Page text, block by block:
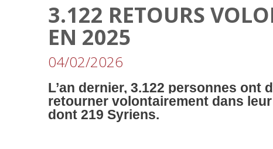
3.122 RETOURS
EN 2025
04/02/2026
L’an dernier, 3.122 personnes ont
retourner volontairement dans leur
dont 219 Syriens.